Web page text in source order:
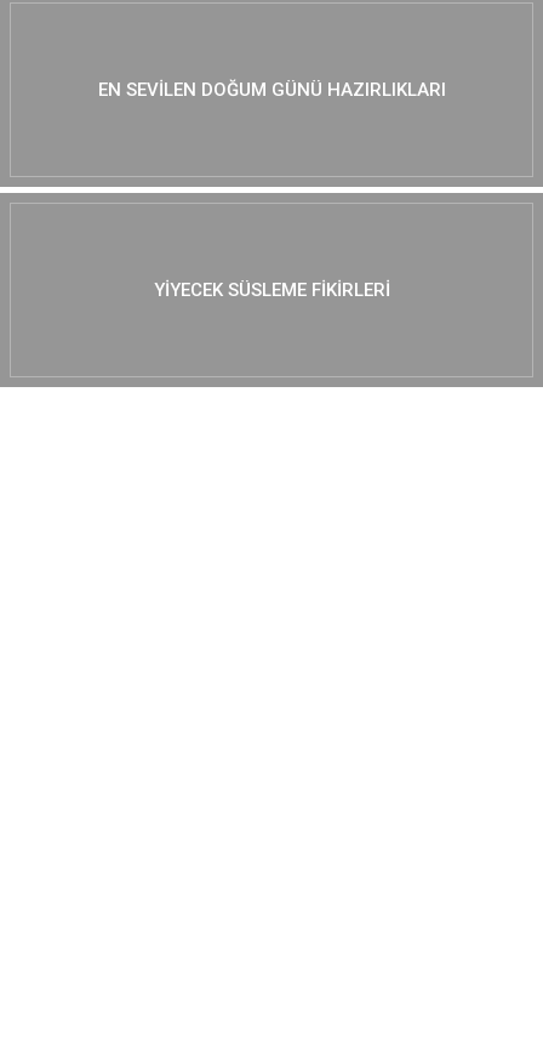
EN SEVILEN DOĞUM GÜNÜ HAZIRLIKLARI
YIYECEK SÜSLEME FIKIRLERI